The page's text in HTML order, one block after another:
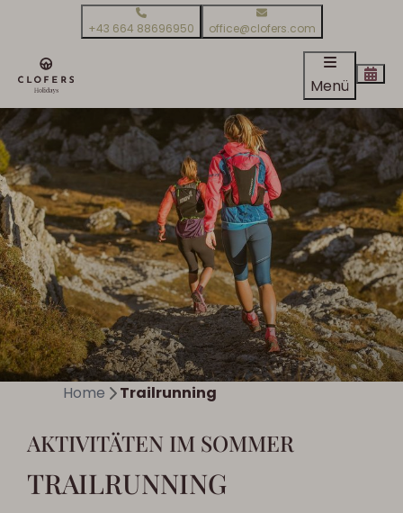
+43 664 88696950 office@clofers.com
Menü
Home Trailrunning
AKTIVITÄTEN IM SOMMER
TRAILRUNNING